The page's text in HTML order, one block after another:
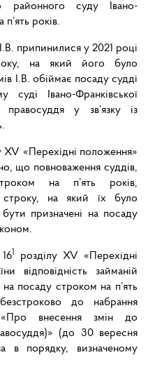
районного суду Івано-
років.
припинилися у 2021 році
на який його було
І.В. обіймає посаду судді
Івано-Франківської
у зв’язку із
XV «Перехідні положення»
що повноваження суддів,
на п’ять років,
строку, на який їх було
призначені на посаду
розділу XV «Перехідні
відповідність займаній
посаду строком на п’ять
до набрання
«Про внесення змін до
(до 30 вересня
в порядку, визначеному